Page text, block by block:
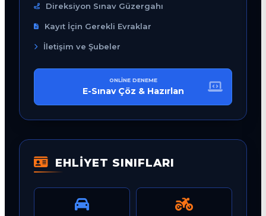
Direksiyon Sınav Güzergahı
Kayıt İçin Gerekli Evraklar
İletişim ve Şubeler
ONLINE DENEME
E-Sınav Çöz & Hazırlan
EHLİYET SINIFLARI